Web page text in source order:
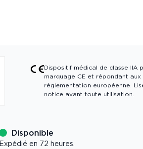
Dispositif médical de classe IIA
marquage CE et répondant aux
réglementation européenne.
notice avant toute utilisation.
Disponible
Expédié en 72 heures.